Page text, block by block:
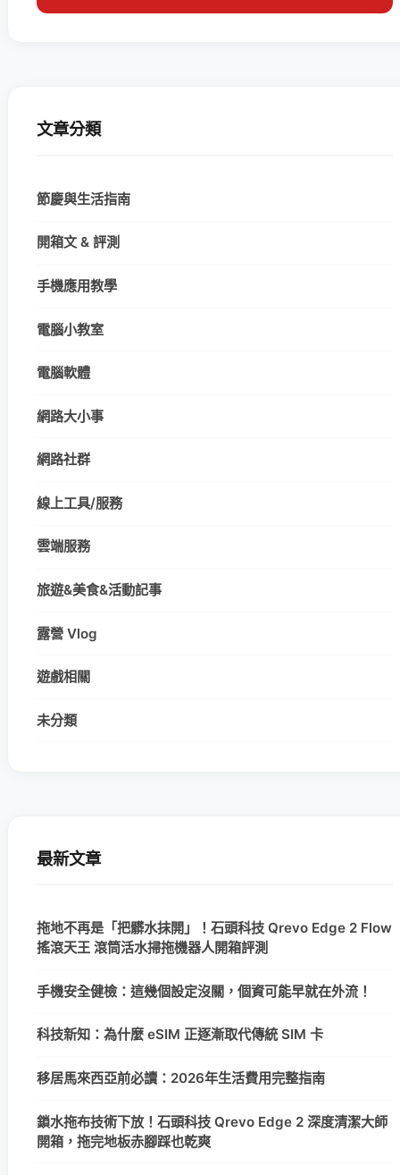
文章分類
節慶與生活指南
開箱文 & 評測
手機應用教學
電腦小教室
電腦軟體
網路大小事
網路社群
線上工具/服務
雲端服務
旅遊&美食&活動記事
露營 Vlog
遊戲相關
未分類
最新文章
拖地不再是「把髒水抹開」！石頭科技 Qrevo Edge 2 Flow
搖滾天王 滾筒活水掃拖機器人開箱評測
手機安全健檢：這幾個設定沒關，個資可能早就在外流！
科技新知：為什麼 eSIM 正逐漸取代傳統 SIM 卡
移居馬來西亞前必讀：2026年生活費用完整指南
鎖水拖布技術下放！石頭科技 Qrevo Edge 2 深度清潔大師
開箱，拖完地板赤腳踩也乾爽